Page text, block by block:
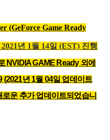
(GeForce Game Ready
년 1월 14일 (EST) 진행
NVIDIA GAME Ready 외에
년 1월 04일 업데이트
운 추가 업데이트되었습니